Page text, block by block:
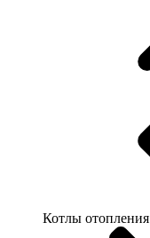
Котлы отопления